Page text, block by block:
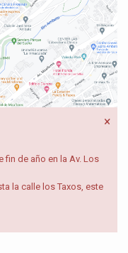
fin de año en la Av. Los
la calle los Taxos, este
×